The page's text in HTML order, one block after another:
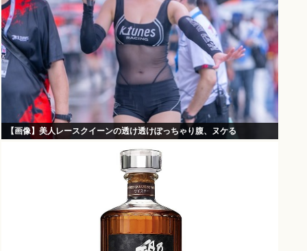
【画像】美人レースクイーンの透け透けぽっちゃり腹、ヌケる